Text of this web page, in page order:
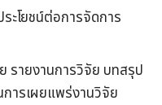
ะโยชน์ต่อการจัดการ
รายงานการวิจัย บทสรุป
ารเผยแพร่งานวิจัย